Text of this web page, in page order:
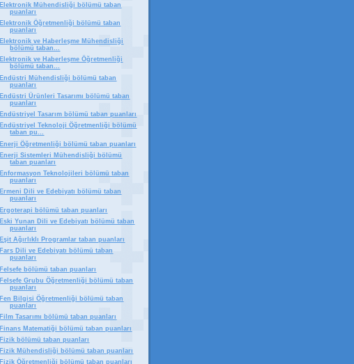
Elektronik Mühendisliği bölümü taban
puanları
Elektronik Öğretmenliği bölümü taban
puanları
Elektronik ve Haberleşme Mühendisliği
bölümü taban...
Elektronik ve Haberleşme Öğretmenliği
bölümü taban...
Endüstri Mühendisliği bölümü taban
puanları
Endüstri Ürünleri Tasarımı bölümü taban
puanları
Endüstriyel Tasarım bölümü taban puanları
Endüstriyel Teknoloji Öğretmenliği bölümü
taban pu...
Enerji Öğretmenliği bölümü taban puanları
Enerji Sistemleri Mühendisliği bölümü
taban puanları
Enformasyon Teknolojileri bölümü taban
puanları
Ermeni Dili ve Edebiyatı bölümü taban
puanları
Ergoterapi bölümü taban puanları
Eski Yunan Dili ve Edebiyatı bölümü taban
puanları
Eşit Ağırlıklı Programlar taban puanları
Fars Dili ve Edebiyatı bölümü taban
puanları
Felsefe bölümü taban puanları
Felsefe Grubu Öğretmenliği bölümü taban
puanları
Fen Bilgisi Öğretmenliği bölümü taban
puanları
Film Tasarımı bölümü taban puanları
Finans Matematiği bölümü taban puanları
Fizik bölümü taban puanları
Fizik Mühendisliği bölümü taban puanları
Fizik Öğretmenliği bölümü taban puanları